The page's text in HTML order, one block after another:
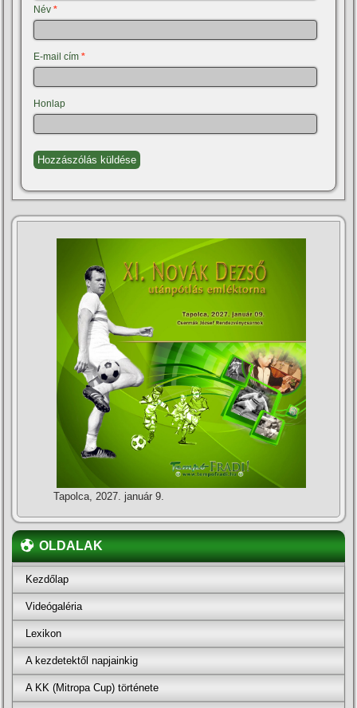
Név*
E-mail cím*
Honlap
Tapolca, 2027. január 9.
OLDALAK
Kezdőlap
Videógaléria
Lexikon
A kezdetektől napjainkig
A KK (Mitropa Cup) története